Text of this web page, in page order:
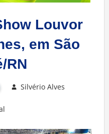
Louvor
em São
RN
Silvério Alves